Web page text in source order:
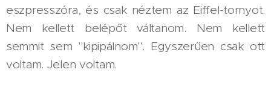
eszpresszóra, és csak néztem az Eiffel-tornyot.
Nem kellett belépőt váltanom. Nem kellett
semmit sem "kipipálnom". Egyszerűen csak ott
voltam. Jelen voltam.